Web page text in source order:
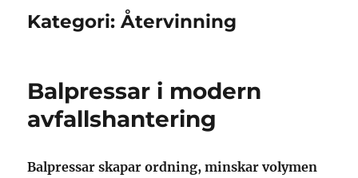
Kategori:Återvinning
Balpressar i modern
avfallshantering
Balpressar skapar ordning, minskar volymen